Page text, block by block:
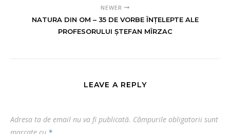
NEWER
NATURA DIN OM – 35 DE VORBE ÎNȚELEPTE ALE
PROFESORULUI ȘTEFAN MÎRZAC
LEAVE A REPLY
Adresa ta de email nu va fi publicată. Câmpurile obligatorii sunt